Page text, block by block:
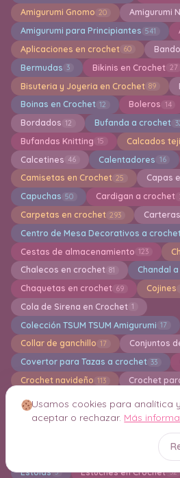
Amigurumi Gnomo 20 Amigurumi
Amigurumi para Principiantes 541
Aplicaciones en crochet 60
Bermudas 3 Bikinis en Crochet 27
Bisuteria y Joyeria en Crochet 89
Boinas en Crochet 12 Boleros 14
Bordados 12 Bufanda a crochet
Bufandas Knitting 15 Calcados
Calcetines 46 Calentadores 16
Camisetas en Crochet 25 Capas
Capuchas 50 Cardigan a crochet
Carpetas en crochet 293 Carteras
Centro de Mesa Decorativos a crochet
Cestas de almacenamiento 123
Chalecos en crochet 81 Chandal
Chaquetas en crochet 69 Cojines
Cola de Sirena en Crochet 1
Colección TSUM TSUM Amigurumi 17
Collar de ganchillo 17 Conjuntos
Covertor para Tazas a crochet 33
Crochet navideño 113 Crochet
Cuadros de la Abuela en Crochet
Cuidados para Nuestros Tejedores 1
Estolas 3 Estuches en Crochet 32
Usamos cookies para analítica
aceptar o rechazar. Más